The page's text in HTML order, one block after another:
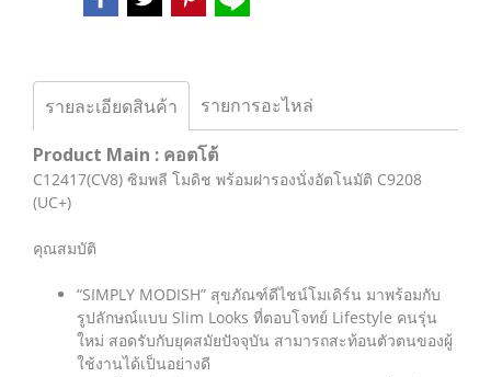
รายละเอียดสินค้า รายการอะไหล่
Product Main : คอตโต้
C12417(CV8) ซิมพลี โมดิช พร้อมฝารองนั่งอัตโนมัติ C9208
(UC+)
คุณสมบัติ
“SIMPLY MODISH” สุขภัณฑ์ดีไชน์โมเดิร์น มาพร้อมกับ
รูปลักษณ์แบบ Slim Looks ที่ตอบโจทย์ Lifestyle คนรุ่น
ใหม่ สอดรับกับยุคสมัยปัจจุบัน สามารถสะท้อนตัวตนของผู้
ใช้งานได้เป็นอย่างดี